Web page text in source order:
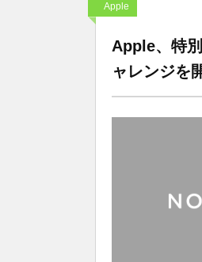
Apple
Apple、特
ャレンジを